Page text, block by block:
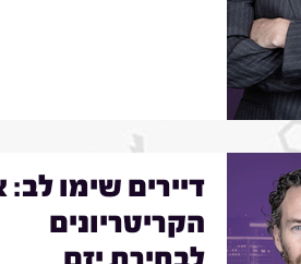
דיירים שימו
הקריטריונים